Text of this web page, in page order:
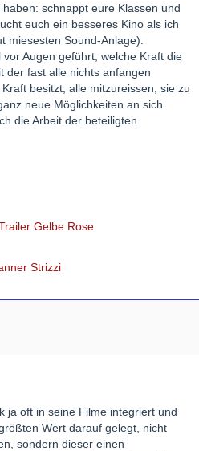
schnappt eure Klassen und
euch ein besseres Kino als ich
miesesten Sound-Anlage).
Augen geführt, welche Kraft die
der fast alle nichts anfangen
besitzt, alle mitzureissen, sie zu
neue Möglichkeiten an sich
die Arbeit der beteiligten
ja oft in seine Filme integriert und
Wert darauf gelegt, nicht
sondern dieser einen